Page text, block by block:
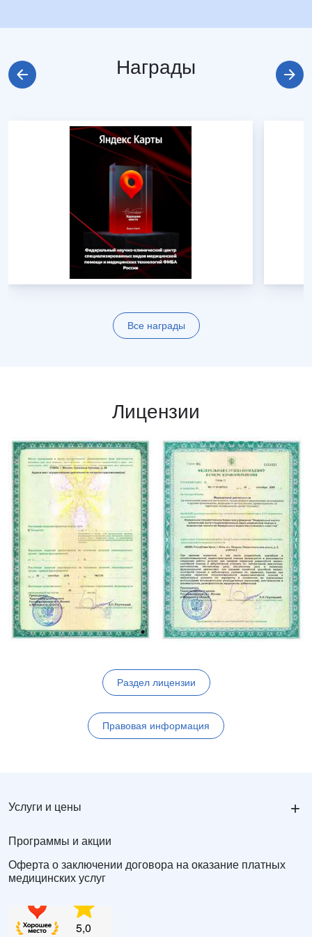
Награды
Все награды
Лицензии
Раздел лицензии
Правовая информация
Услуги и цены +
Программы и акции
Оферта о заключении договора на оказание платных
медицинских услуг